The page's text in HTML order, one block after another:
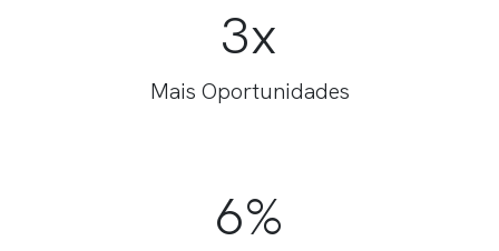
3x
Mais Oportunidades
6%